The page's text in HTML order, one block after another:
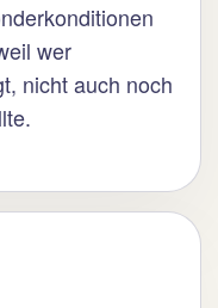
wer
nicht auch noch